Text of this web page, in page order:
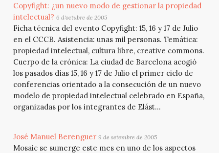
Copyfight: ¿un nuevo modo de gestionar la propiedad
intelectual? 6 d'octubre de 2005
Ficha técnica del evento Copyfight: 15, 16 y 17 de Julio
en el CCCB. Asistencia: unas mil personas. Temática:
propiedad intelectual, cultura libre, creative commons.
Cuerpo de la crónica: La ciudad de Barcelona acogió
los pasados días 15, 16 y 17 de Julio el primer ciclo de
conferencias orientado a la consecución de un nuevo
modelo de propiedad intelectual celebrado en España,
organizadas por los integrantes de Elást...
José Manuel Berenguer 9 de setembre de 2005
Mosaic se sumerge este mes en uno de los aspectos